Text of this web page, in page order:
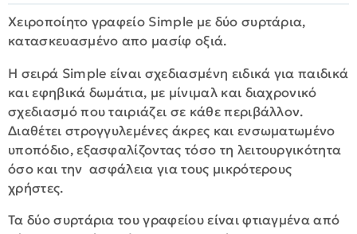
Xειροποίητο γραφείο Simple με δύο συρτάρια,
κατασκευασμένο απο μασίφ oξιά.
Η σειρά Simple είναι σχεδιασμένη ειδικά για παιδικά
και εφηβικά δωμάτια, με μίνιμαλ και διαχρονικό
σχεδιασμό που ταιριάζει σε κάθε περιβάλλον.
Διαθέτει στρογγυλεμένες άκρες και ενσωματωμένο
υποπόδιο, εξασφαλίζοντας τόσο τη λειτουργικότητα
όσο και την ασφάλεια για τους μικρότερους
χρήστες.
Τα δύο συρτάρια του γραφείου είναι φτιαγμένα από